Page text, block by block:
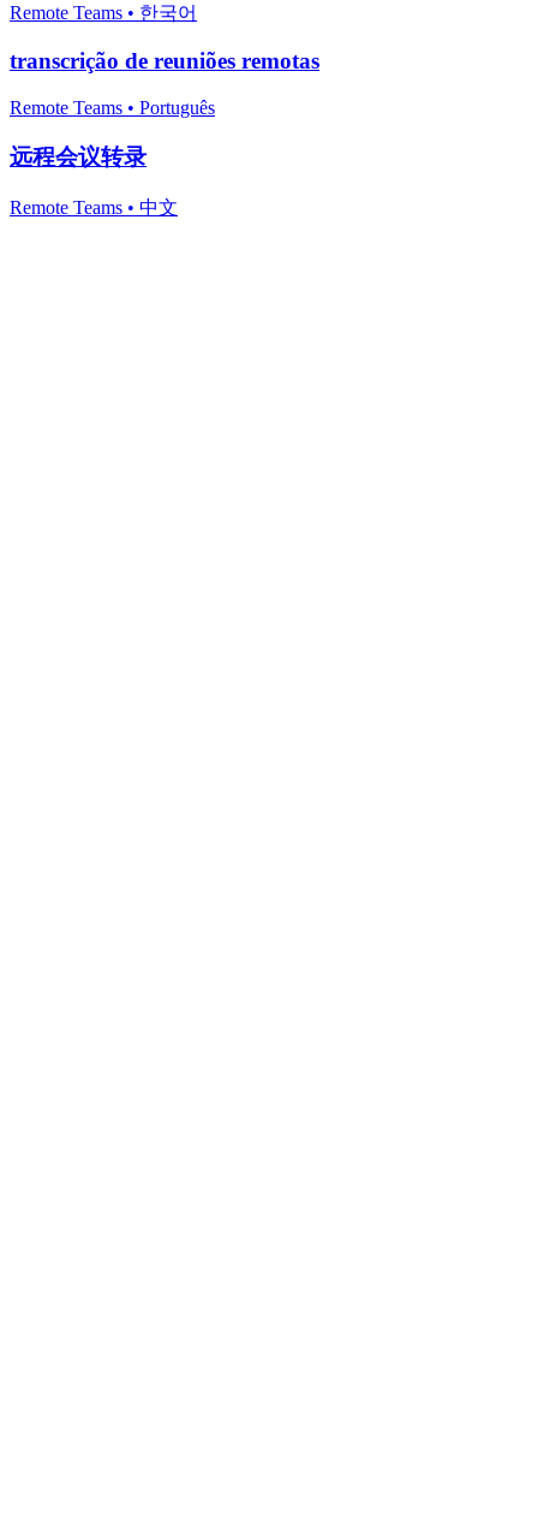
Remote Teams • 한국어
transcrição de reuniões remotas
Remote Teams • Português
远程会议转录
Remote Teams • 中文